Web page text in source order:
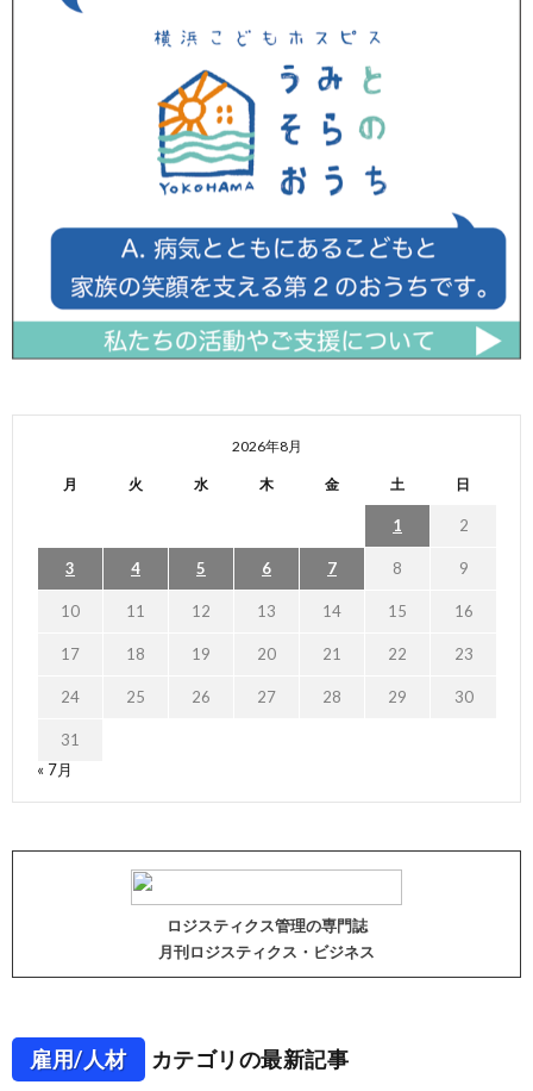
2026年8月
月 火 水 木 金 土 日
1 2
3 4 5 6 7 8 9
10 11 12 13 14 15 16
17 18 19 20 21 22 23
24 25 26 27 28 29 30
31
« 7月
ロジスティクス管理の専門誌
月刊ロジスティクス・ビジネス
雇用/人材 カテゴリの最新記事